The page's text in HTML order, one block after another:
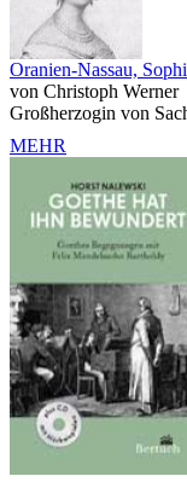
Oranien-Nassau,
von Christoph Werner
Großherzogin von
MEHR